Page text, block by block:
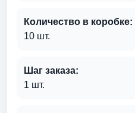
Количество в коробке:
10 шт.
Шаг заказа:
1 шт.